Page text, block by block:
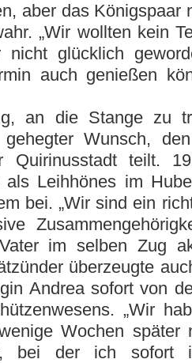
aber das Königspaar
„Wir wollten kein
glücklich
auch genießen
an die Stange zu
Wunsch,
Quirinusstadt teilt.
als Leihhönes im
bei. „Wir sind ein
im selben Zug
überzeugte
Andrea sofort von
„Wir
Wochen später
bei der ich sofort